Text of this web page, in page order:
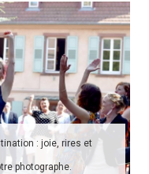
: joie, rires et
photographe.